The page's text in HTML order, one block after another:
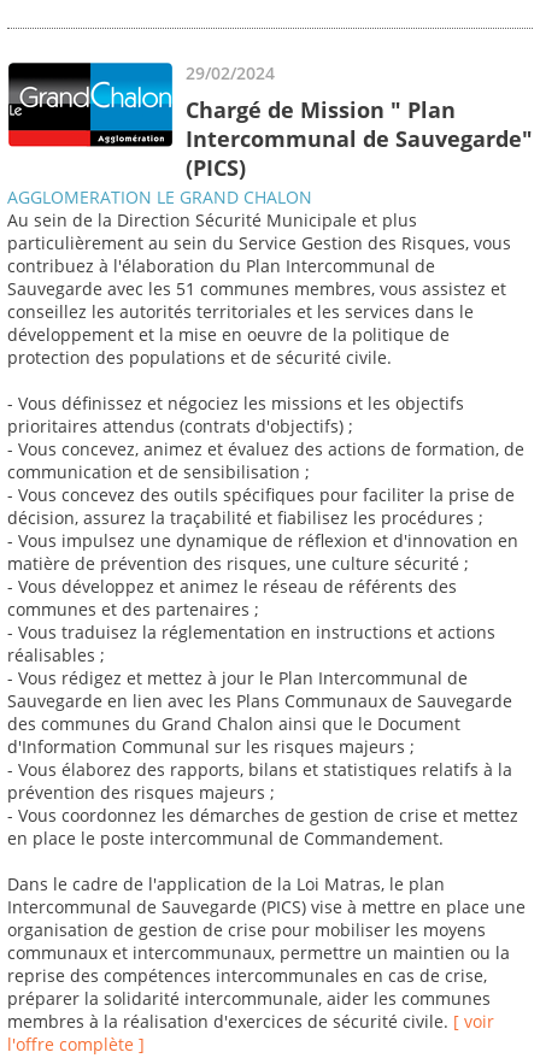
29/02/2024
Chargé de Mission " Plan
Intercommunal de Sauvegarde"
(PICS)
AGGLOMERATION LE GRAND CHALON
Au sein de la Direction Sécurité Municipale et plus
particulièrement au sein du Service Gestion des Risques, vous
contribuez à l'élaboration du Plan Intercommunal de
Sauvegarde avec les 51 communes membres, vous assistez et
conseillez les autorités territoriales et les services dans le
développement et la mise en oeuvre de la politique de
protection des populations et de sécurité civile.
- Vous définissez et négociez les missions et les objectifs
prioritaires attendus (contrats d'objectifs) ;
- Vous concevez, animez et évaluez des actions de formation, de
communication et de sensibilisation ;
- Vous concevez des outils spécifiques pour faciliter la prise de
décision, assurez la traçabilité et fiabilisez les procédures ;
- Vous impulsez une dynamique de réflexion et d'innovation en
matière de prévention des risques, une culture sécurité ;
- Vous développez et animez le réseau de référents des
communes et des partenaires ;
- Vous traduisez la réglementation en instructions et actions
réalisables ;
- Vous rédigez et mettez à jour le Plan Intercommunal de
Sauvegarde en lien avec les Plans Communaux de Sauvegarde
des communes du Grand Chalon ainsi que le Document
d'Information Communal sur les risques majeurs ;
- Vous élaborez des rapports, bilans et statistiques relatifs à la
prévention des risques majeurs ;
- Vous coordonnez les démarches de gestion de crise et mettez
en place le poste intercommunal de Commandement.
Dans le cadre de l'application de la Loi Matras, le plan
Intercommunal de Sauvegarde (PICS) vise à mettre en place une
organisation de gestion de crise pour mobiliser les moyens
communaux et intercommunaux, permettre un maintien ou la
reprise des compétences intercommunales en cas de crise,
préparer la solidarité intercommunale, aider les communes
membres à la réalisation d'exercices de sécurité civile. [ voir
l'offre complète ]